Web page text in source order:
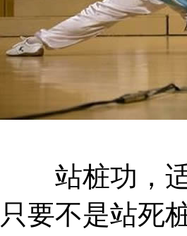
站桩功，适
只要不是站死